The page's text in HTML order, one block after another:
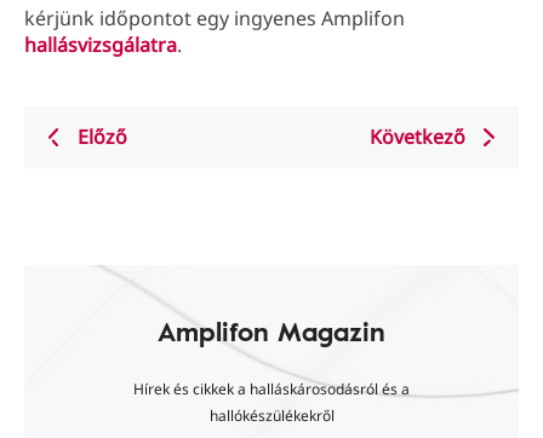
kérjünk időpontot egy ingyenes Amplifon
hallásvizsgálatra.
Előző Következő
Amplifon Magazin
Hírek és cikkek a halláskárosodásról és a
hallókészülékekről